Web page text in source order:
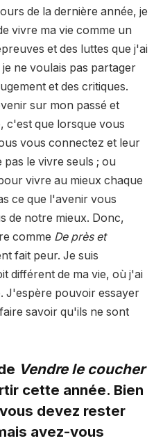
de la dernière année, je
vivre ma vie comme un
et des luttes que j'ai
ne voulais pas partager
et des critiques.
sur mon passé et
c'est que lorsque vous
vous connectez et leur
le vivre seuls ; ou
vivre au mieux chaque
ce que l'avenir vous
de notre mieux. Donc,
comme De près et
fait peur. Je suis
différent de ma vie, où j'ai
J'espère pouvoir essayer
savoir qu'ils ne sont
Vendre le coucher
cette année. Bien
devez rester
avez-vous